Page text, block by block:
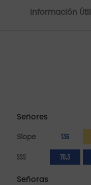
Información Útil
Señores
Slope 136
SSS 70,3
Señoras